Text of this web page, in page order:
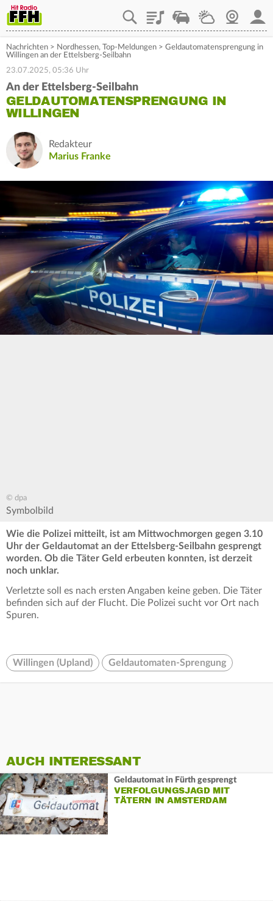
PlaylistStaupilotWetterWebcam
Nachrichten > Nordhessen, Top-Meldungen > Geldautomatensprengung in
Willingen an der Ettelsberg-Seilbahn
23.07.2025, 05:36 Uhr
An der Ettelsberg-Seilbahn
GELDAUTOMATENSPRENGUNG IN
WILLINGEN
Redakteur
Marius Franke
© dpa
Symbolbild
Wie die Polizei mitteilt, ist am Mittwochmorgen gegen 3.10
Uhr der Geldautomat an der Ettelsberg-Seilbahn gesprengt
worden. Ob die Täter Geld erbeuten konnten, ist derzeit
noch unklar.
Verletzte soll es nach ersten Angaben keine geben. Die Täter
befinden sich auf der Flucht. Die Polizei sucht vor Ort nach
Spuren.
Willingen (Upland) Geldautomaten-Sprengung
AUCH INTERESSANT
Geldautomat in Fürth gesprengt
VERFOLGUNGSJAGD MIT
TÄTERN IN AMSTERDAM